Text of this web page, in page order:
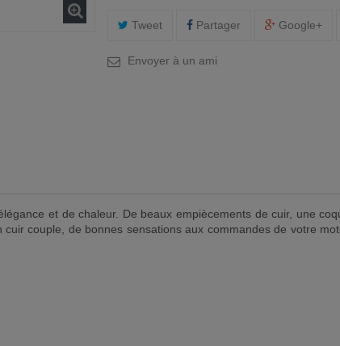
Tweet Partager Google+
Envoyer à un ami
et de chaleur. De beaux empiècements de cuir, une
couple, de bonnes sensations aux commandes de votre